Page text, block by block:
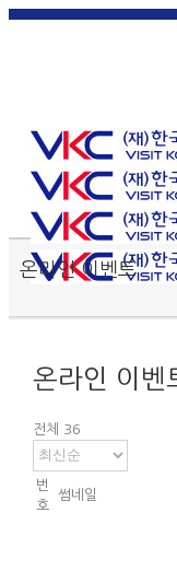
온라인 이벤트
온라인 이벤
전체 36
번
호
썸네일